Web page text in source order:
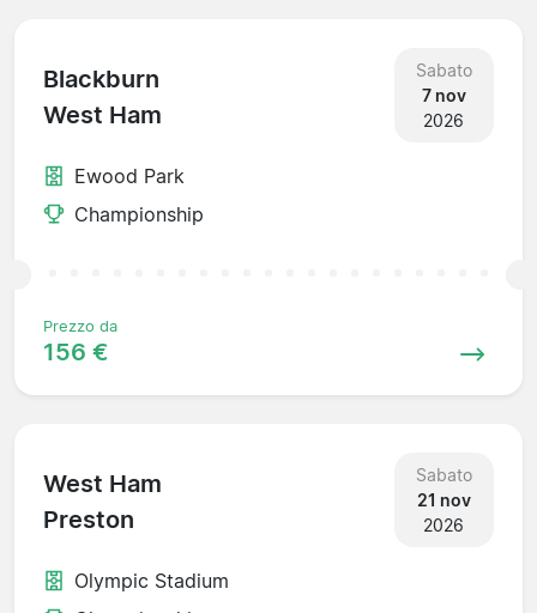
Blackburn
West Ham
Sabato
7 nov
2026
Ewood Park
Championship
Prezzo da
156 €
West Ham
Preston
Sabato
21 nov
2026
Olympic Stadium